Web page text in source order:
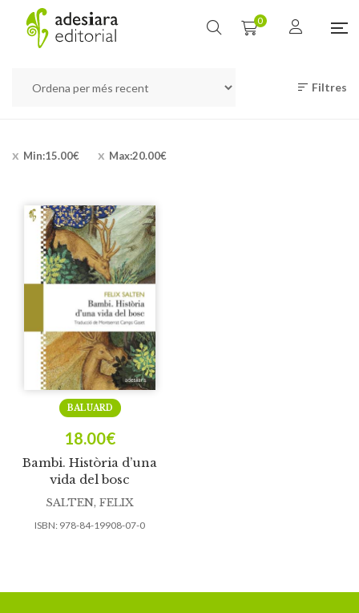
0
Filtres
Min:15.00€ Max:20.00€
Bambi. Història d’una
vida del bosc
BALUARD
18.00€
SALTEN, FELIX
ISBN: 978-84-19908-07-0